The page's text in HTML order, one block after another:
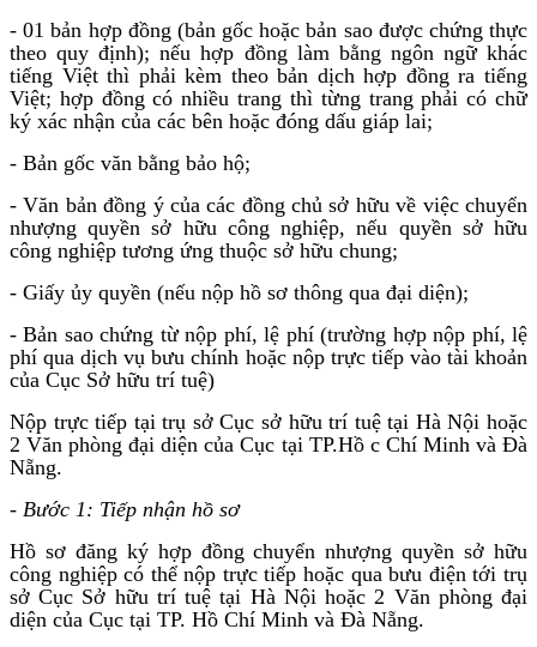
- 01 bản hợp đồng (bản gốc hoặc bản sao được chứng thực
theo quy định); nếu hợp đồng làm bằng ngôn ngữ khác
tiếng Việt thì phải kèm theo bản dịch hợp đồng ra tiếng
Việt; hợp đồng có nhiều trang thì từng trang phải có chữ
ký xác nhận của các bên hoặc đóng dấu giáp lai;
- Bản gốc văn bằng bảo hộ;
- Văn bản đồng ý của các đồng chủ sở hữu về việc chuyển
nhượng quyền sở hữu công nghiệp, nếu quyền sở hữu
công nghiệp tương ứng thuộc sở hữu chung;
- Giấy ủy quyền (nếu nộp hồ sơ thông qua đại diện);
- Bản sao chứng từ nộp phí, lệ phí (trường hợp nộp phí, lệ
phí qua dịch vụ bưu chính hoặc nộp trực tiếp vào tài khoản
của Cục Sở hữu trí tuệ)
Nộp trực tiếp tại trụ sở Cục sở hữu trí tuệ tại Hà Nội hoặc
2 Văn phòng đại diện của Cục tại TP.Hồ c Chí Minh và Đà
Nẵng.
- Bước 1: Tiếp nhận hồ sơ
Hồ sơ đăng ký hợp đồng chuyển nhượng quyền sở hữu
công nghiệp có thể nộp trực tiếp hoặc qua bưu điện tới trụ
sở Cục Sở hữu trí tuệ tại Hà Nội hoặc 2 Văn phòng đại
diện của Cục tại TP. Hồ Chí Minh và Đà Nẵng.